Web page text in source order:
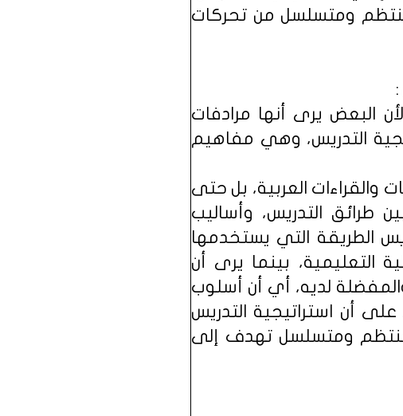
منتظم ومتسلسل من تحركات
البعض يرى أنها مرادفات
التدريس، وهي مفاهيم
الكتابات والقراءات العربية، بل حتى
طرائق التدريس، وأساليب
الطريقة التي يستخدمها
التعليمية، بينما يرى أن
لديه، أي أن أسلوب
أن استراتيجية التدريس
ومتسلسل تهدف إلى